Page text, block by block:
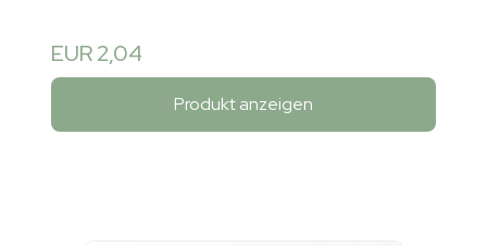
EUR 2,04
Produkt anzeigen